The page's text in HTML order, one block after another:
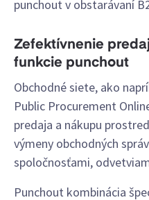
punchout v obstarávaní
Zefektívnenie
funkcie punchout
Obchodné siete, ako
Public Procurement
predaja a nákupu
výmeny obchodných
spoločnosťami,
Punchout kombinácia